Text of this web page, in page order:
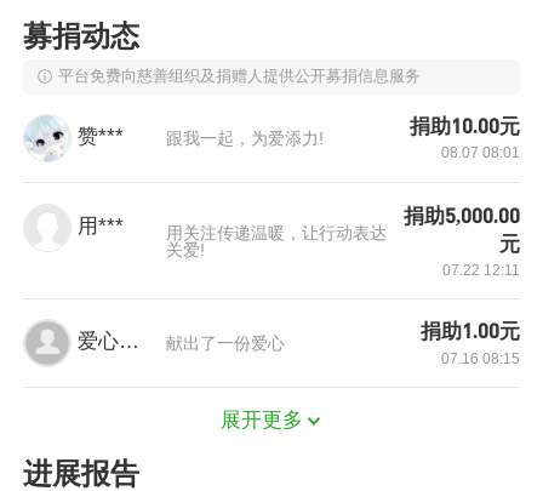
作，让父母不再那么辛苦，也想有能力帮助更多
着女孩对生活的热爱与对未来的期许。就像苔花
虽小，却能在逆境中顽强绽放，小车也在生活的
募捐动态
平台免费向慈善组织及捐赠人提供公开募捐信息服务
赞*** 跟我一起，为爱添力!
捐助10.00元
08.07 08:01
用***
用关注传递温暖，让行动表达
关爱!
捐助5,000.00
元
07.22 12:11
爱心网友 献出了一份爱心
捐助1.00元
07.16 08:15
展开更多
进展报告